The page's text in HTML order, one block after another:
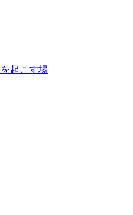
起こす場